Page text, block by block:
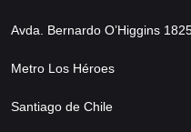
Avda. Bernardo O’Higgins
Metro Los Héroes
Santiago de Chile